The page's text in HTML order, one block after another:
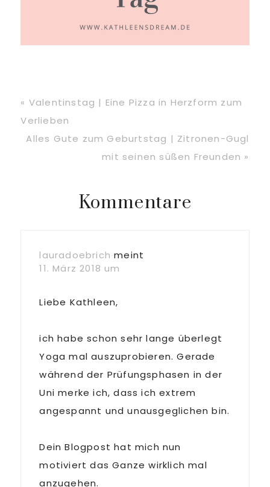
Vorheriger
Beitrag:
« Valentinstag | Eine Pizza in Herzform zum
Verlieben
Nächster
Alles Gute zum Geburtstag | Zitronen-Gugl
mit seinen süßen Freunden »
Leser-Kommentare
lauradoebrich meint
11. März 2018 um
Liebe Kathleen,
ich habe schon sehr lange überlegt
Yoga mal auszuprobieren. Gerade
während der Prüfungsphasen in der
Uni merke ich, dass ich extrem
angespannt und unausgeglichen bin.
Dein Blogpost hat mich nun
motiviert das Ganze wirklich mal
anzugehen.